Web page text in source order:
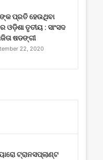
ପ୍ରତି ହେଉଥିବା
ଓଡ଼ିଶା ତୃତୀୟ : ସାଂସଦ
ଷଡଙ୍ଗୀ
22, 2020
ଟ୍ରାନସପ୍ଲାଣ୍ଟ